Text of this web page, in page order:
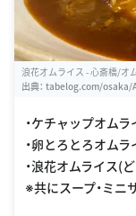
浪花オムライス - 心斎橋/オ
出典： tabelog.com/osaka/
・ケチャップオム
・卵とろとろオム
・浪花オムライス(
※共にスープ・ミニ